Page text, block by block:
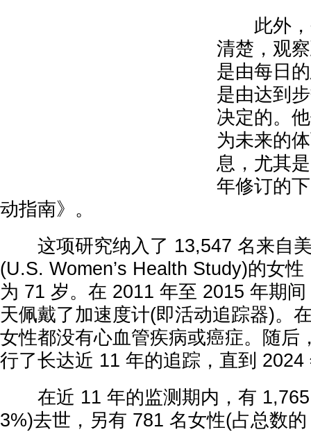
此外，
清楚，观
是由每日
是由达到
决定的。
为未来的
息，尤其
年修订的
动指南》。
这项研究纳入了 13,547 名来自美
(U.S. Women’s Health Study)的女
为 71 岁。在 2011 年至 2015 年期
天佩戴了加速度计(即活动追踪器)。
女性都没有心血管疾病或癌症。随后
行了长达近 11 年的追踪，直到 2024
在近 11 年的监测期内，有 1,765
3%)去世，另有 781 名女性(占总数